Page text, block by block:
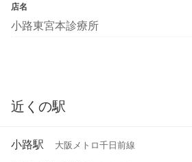
店名
小路東宮本診療所
近くの駅
小路駅 大阪メトロ千日前線